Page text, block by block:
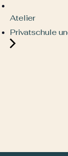
Atelier
Privatschule